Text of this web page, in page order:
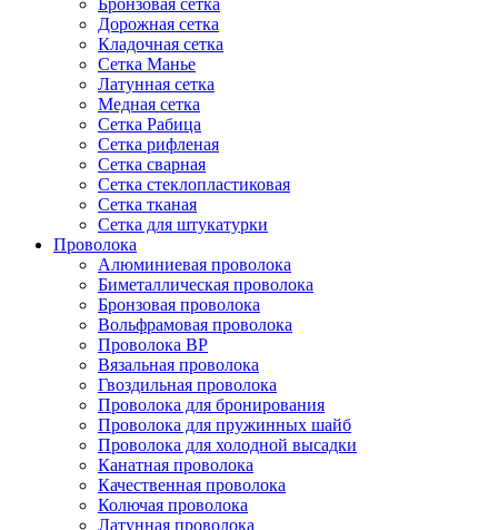
Бронзовая сетка
Дорожная сетка
Кладочная сетка
Сетка Манье
Латунная сетка
Медная сетка
Сетка Рабица
Сетка рифленая
Сетка сварная
Сетка стеклопластиковая
Сетка тканая
Сетка для штукатурки
Проволока
Алюминиевая проволока
Биметаллическая проволока
Бронзовая проволока
Вольфрамовая проволока
Проволока ВР
Вязальная проволока
Гвоздильная проволока
Проволока для бронирования
Проволока для пружинных шайб
Проволока для холодной высадки
Канатная проволока
Качественная проволока
Колючая проволока
Латунная проволока